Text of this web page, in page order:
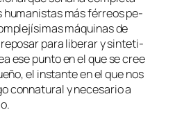
hu­ma­nis­tas más fé­rreos pe­
má­qui­nas de
pa­ra li­be­rar y sin­te­ti­
ese pun­to en el que se cree
el ins­tan­te en el que nos
con­na­tu­ral y ne­ce­sa­rio a